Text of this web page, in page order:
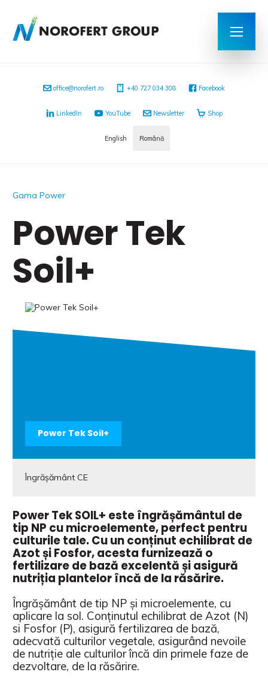
office@norofert.ro ‭+40 727 034 308 Facebook
LinkedIn YouTube Newsletter Shop
English Română
Gama Power
Power Tek
Soil+
Power Tek Soil+
Îngrășământ CE
Power Tek SOIL+ este îngrășământul de
tip NP cu microelemente, perfect pentru
culturile tale. Cu un conținut echilibrat de
Azot și Fosfor, acesta furnizează o
fertilizare de bază excelentă și asigură
nutriția plantelor încă de la răsărire.
Îngrășământ de tip NP și microelemente, cu
aplicare la sol. Conținutul echilibrat de Azot (N)
si Fosfor (P), asigură fertilizarea de bază,
adecvată culturilor vegetale, asigurând nevoile
de nutriție ale culturilor încă din primele faze de
dezvoltare, de la răsărire.